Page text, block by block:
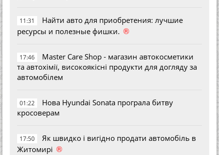
11:31
Найти авто для приобретения: лучшие
ресурсы и полезные фишки. ®
17:46
Master Care Shop - магазин автокосметики
та автохімії, високоякісні продукти для догляду за
автомобілем
01:22
Нова Hyundai Sonata програла битву
кросоверам
17:50
Як швидко і вигідно продати автомобіль в
Житомирі ®